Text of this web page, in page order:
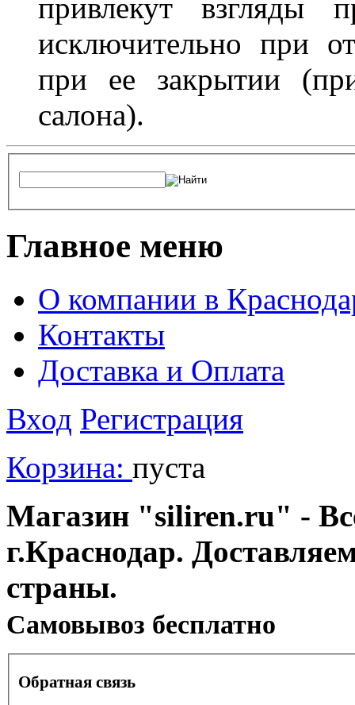
привлекут взгляды
исключительно при
при ее закрытии
салона).
Главное меню
О компании в
Контакты
Доставка и Оплата
Вход Регистрация
Корзина: пуста
Магазин "siliren.ru" -
г.Краснодар.
страны.
Cамовывоз бесплатно
Обратная связь